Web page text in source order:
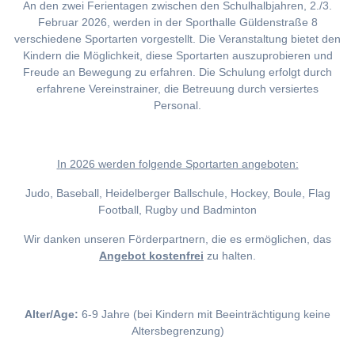
An den zwei Ferientagen zwischen den Schulhalbjahren, 2./3.
Februar 2026, werden in der Sporthalle Güldenstraße 8
verschiedene Sportarten vorgestellt. Die Veranstaltung bietet den
Kindern die Möglichkeit, diese Sportarten auszuprobieren und
Freude an Bewegung zu erfahren. Die Schulung erfolgt durch
erfahrene Vereinstrainer, die Betreuung durch versiertes
Personal.
In 2026 werden folgende Sportarten angeboten:
Judo, Baseball, Heidelberger Ballschule, Hockey, Boule, Flag
Football, Rugby und Badminton
Wir danken unseren Förderpartnern, die es ermöglichen, das
Angebot kostenfrei zu halten.
Alter/Age: 6-9 Jahre (bei Kindern mit Beeinträchtigung keine
Altersbegrenzung)